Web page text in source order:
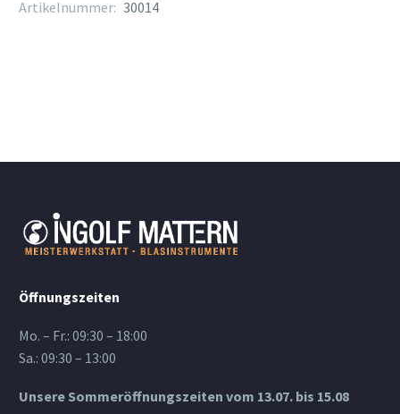
Artikelnummer: 30014
Öffnungszeiten
Mo. – Fr.: 09:30 – 18:00
Sa.: 09:30 – 13:00
Unsere Sommeröffnungszeiten vom 13.07. bis 15.08